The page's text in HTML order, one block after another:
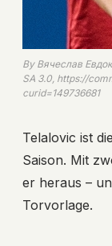
By Вячеслав
SA 3.0, https://
curid=149736681
Telalovic ist
Saison. Mit
er heraus –
Torvorlage.